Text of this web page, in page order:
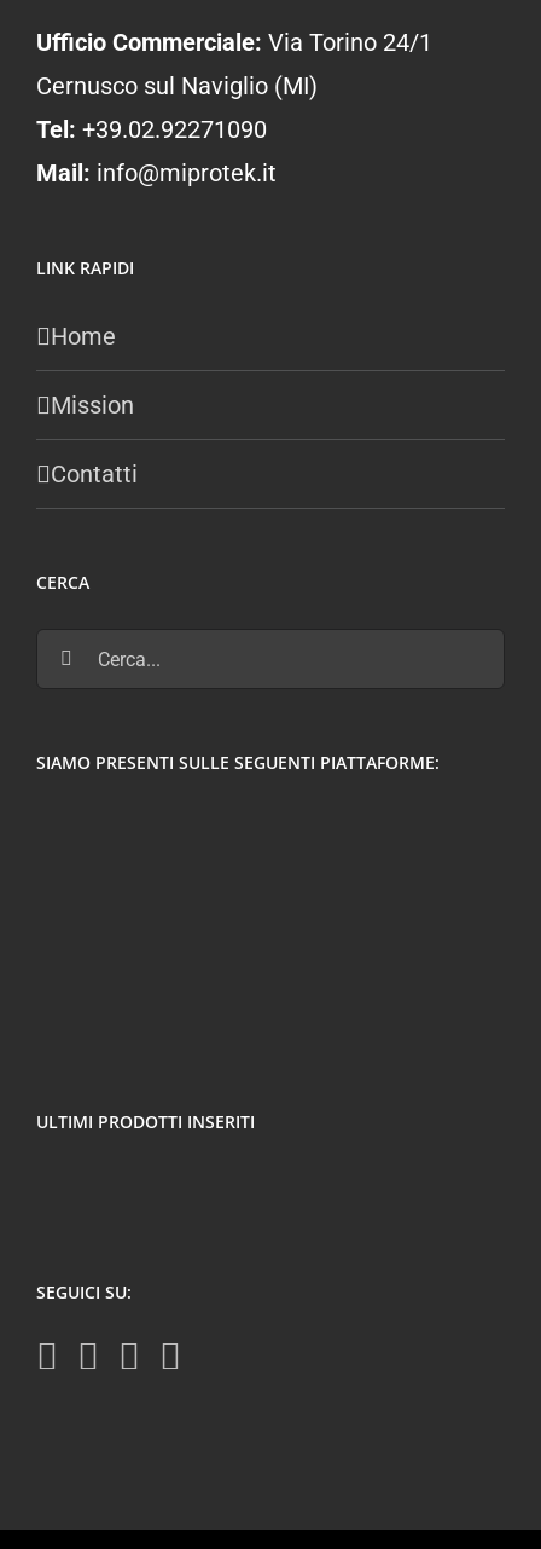
Ufficio Commerciale: Via Torino 24/1
Cernusco sul Naviglio (MI)
Tel: +39.02.92271090
Mail: info@miprotek.it
LINK RAPIDI
Home
Mission
Contatti
CERCA
Cerca
per:
SIAMO PRESENTI SULLE SEGUENTI PIATTAFORME:
ULTIMI PRODOTTI INSERITI
SEGUICI SU: